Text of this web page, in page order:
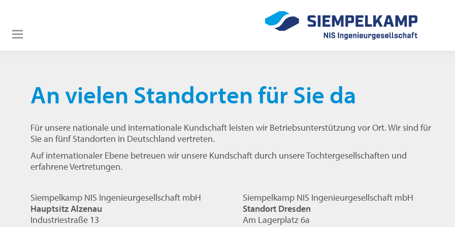
An vielen Standorten für Sie da
Für unsere nationale und internationale Kundschaft leisten wir Betriebsunterstützung vor Ort. Wir sind für
Sie an fünf Standorten in Deutschland vertreten.
Auf internationaler Ebene betreuen wir unsere Kundschaft durch unsere Tochtergesellschaften und
erfahrene Vertretungen.
Siempelkamp NIS Ingenieurgesellschaft mbH
Hauptsitz Alzenau
Industriestraße 13
Siempelkamp NIS Ingenieurgesellschaft mbH
Standort Dresden
Am Lagerplatz 6a